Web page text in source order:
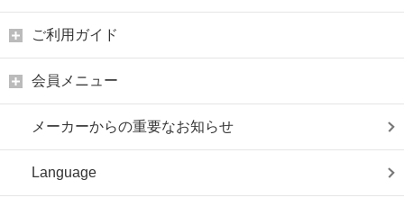
ご利用ガイド
会員メニュー
メーカーからの重要なお知らせ
Language